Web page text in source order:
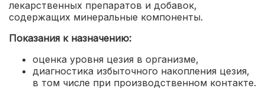
лекарственных препаратов и добавок,
содержащих минеральные компоненты.
Показания к назначению:
оценка уровня цезия в организме,
диагностика избыточного накопления цезия,
в том числе при производственном контакте.